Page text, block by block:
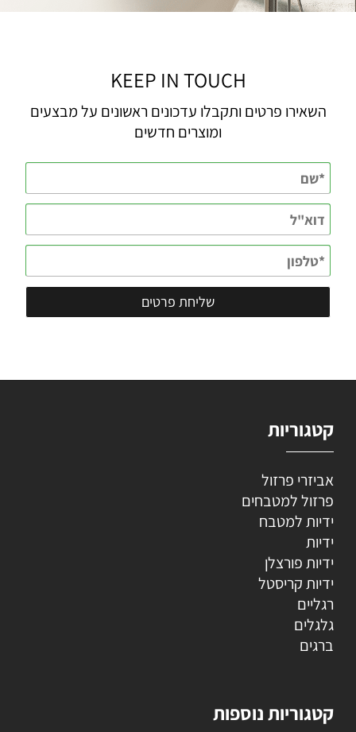
KEEP IN TOUCH
השאירו פרטים ותקבלו עדכונים ראשונים על מבצעים
ומוצרים חדשים
קטגוריות
אביזרי פרזול
פרזול למטבחים
ידיות למטבח
ידיות
ידיות פורצלן
ידיות קריסטל
רגליים
גלגלים
ברגים
קטגוריות נוספות